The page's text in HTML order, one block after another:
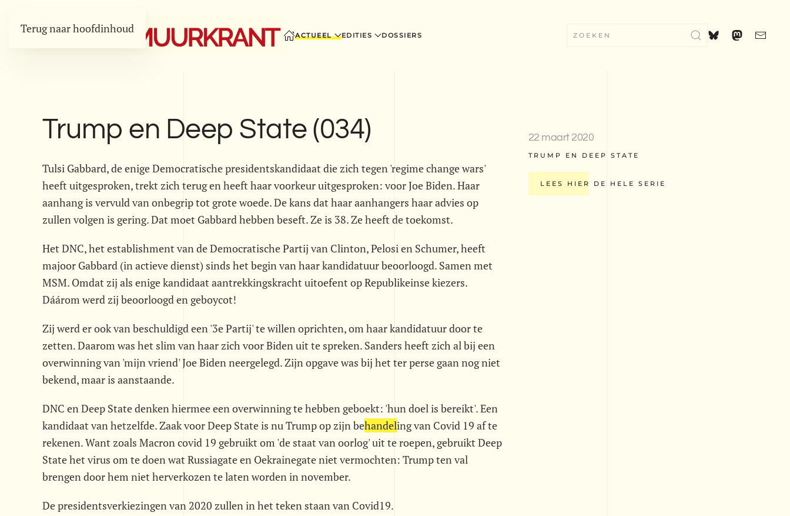
Terug naar hoofdinhoud ACTUEEL EDITIES DOSSIERS
Trump en Deep State (034)
Tulsi Gabbard, de enige Democratische presidentskandidaat die zich tegen 'regime change wars'
heeft uitgesproken, trekt zich terug en heeft haar voorkeur uitgesproken: voor Joe Biden. Haar
aanhang is vervuld van onbegrip tot grote woede. De kans dat haar aanhangers haar advies op
zullen volgen is gering. Dat moet Gabbard hebben beseft. Ze is 38. Ze heeft de toekomst.
Het DNC, het establishment van de Democratische Partij van Clinton, Pelosi en Schumer, heeft
majoor Gabbard (in actieve dienst) sinds het begin van haar kandidatuur beoorloogd. Samen met
MSM. Omdat zij als enige kandidaat aantrekkingskracht uitoefent op Republikeinse kiezers.
Dáárom werd zij beoorloogd en geboycot!
Zij werd er ook van beschuldigd een '3e Partij' te willen oprichten, om haar kandidatuur door te
zetten. Daarom was het slim van haar zich voor Biden uit te spreken. Sanders heeft zich al bij een
overwinning van 'mijn vriend' Joe Biden neergelegd. Zijn opgave was bij het ter perse gaan nog niet
bekend, maar is aanstaande.
DNC en Deep State denken hiermee een overwinning te hebben geboekt: 'hun doel is bereikt'. Een
kandidaat van hetzelfde. Zaak voor Deep State is nu Trump op zijn behandeling van Covid 19 af te
rekenen. Want zoals Macron covid 19 gebruikt om 'de staat van oorlog' uit te roepen, gebruikt Deep
State het virus om te doen wat Russiagate en Oekrainegate niet vermochten: Trump ten val
brengen door hem niet herverkozen te laten worden in november.
De presidentsverkiezingen van 2020 zullen in het teken staan van Covid19.
22 maart 2020
TRUMP EN DEEP STATE
LEES HIER DE HELE SERIE